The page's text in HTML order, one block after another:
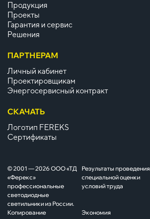
Продукция
Проекты
Гарантия и сервис
Решения
ПАРТНЕРАМ
Личный кабинет
Проектировщикам
Энергосервисный контракт
СКАЧАТЬ
Логотип FEREKS
Сертификаты
© 2001 — 2026 ООО «ТД
«Ферекс»
профессиональные
светодиодные
светильники из России.
Результаты проведения
специальной оценки
условий труда
Копирование
Экономия